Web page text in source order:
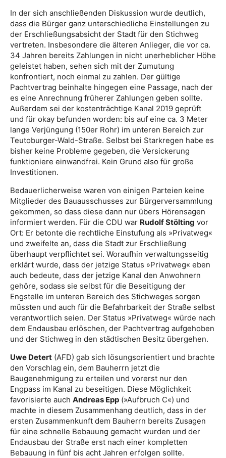
In der sich anschließenden Diskussion wurde deutlich,
dass die Bürger ganz unterschiedliche Einstellungen zu
der Erschließungs­absicht der Stadt für den Stichweg
vertreten. Insbesondere die älteren Anlieger, die vor ca.
34 Jahren bereits Zahlungen in nicht unerheblicher Höhe
geleistet haben, sehen sich mit der Zumutung
konfrontiert, noch einmal zu zahlen. Der gültige
Pachtvertrag beinhalte hingegen eine Passage, nach der
es eine Anrechnung früherer Zahlungen geben sollte.
Außerdem sei der kostenträch­tige Kanal 2019 geprüft
und für okay befunden worden: bis auf eine ca. 3 Meter
lange Verjüngung (150er Rohr) im unteren Bereich zur
Teutoburger-Wald-Straße. Selbst bei Starkregen habe es
bisher keine Probleme gegeben, die Versickerung
funktioniere einwandfrei. Kein Grund also für große
Investitionen.
Bedauerlicherweise waren von einigen Parteien keine
Mitglieder des Bauausschusses zur Bürgerversammlung
gekommen, so dass diese dann nur übers Hörensagen
informiert werden. Für die CDU war Rudolf Stölting vor
Ort: Er betonte die rechtliche Einstufung als »Privatweg«
und zweifelte an, dass die Stadt zur Erschließung
überhaupt verpflichtet sei. Woraufhin verwaltungsseitig
erklärt wurde, dass der jetzige Status »Privatweg« eben
auch bedeute, dass der jetzige Kanal den Anwohnern
gehöre, sodass sie selbst für die Beseitigung der
Engstelle im unteren Bereich des Stichweges sorgen
müssten und auch für die Befahrbarkeit der Straße selbst
verantwortlich seien. Der Status »Privatweg« würde nach
dem Endausbau erlöschen, der Pachtvertrag aufgehoben
und der Stichweg in den städtischen Besitz übergehen.
Uwe Detert (AFD) gab sich lösungsorientiert und brachte
den Vorschlag ein, dem Bauherrn jetzt die
Baugenehmigung zu erteilen und vorerst nur den
Engpass im Kanal zu beseitigen. Diese Möglichkeit
favorisierte auch Andreas Epp (»Aufbruch C«) und
machte in diesem Zusammenhang deutlich, dass in der
ersten Zusammenkunft dem Bauherrn bereits Zusagen
für eine schnelle Bebauung gemacht wurden und der
Endausbau der Straße erst nach einer kompletten
Bebauung in fünf bis acht Jahren erfolgen sollte.